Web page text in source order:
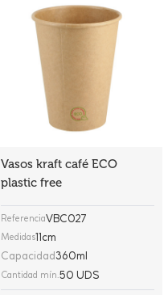
Vasos kraft café ECO
plastic free
ReferenciaVBC027
Medidas11cm
Capacidad360ml
Cantidad mín.50 UDS